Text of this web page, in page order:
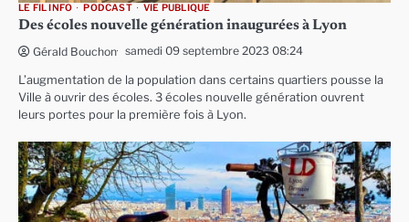
LE FIL INFO PODCAST VIE PUBLIQUE
Des écoles nouvelle génération inaugurées à Lyon
Gérald Bouchon samedi 09 septembre 2023 08:24
L’augmentation de la population dans certains quartiers pousse la
Ville à ouvrir des écoles. 3 écoles nouvelle génération ouvrent
leurs portes pour la première fois à Lyon.